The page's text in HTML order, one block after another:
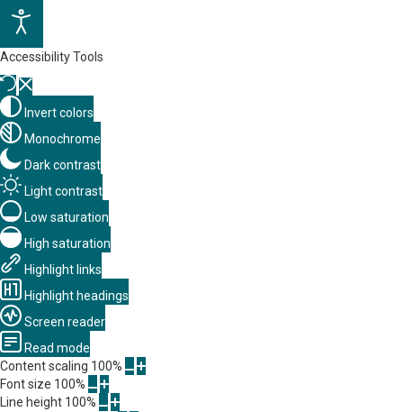
Accessibility Tools
Invert colors
Monochrome
Dark contrast
Light contrast
Low saturation
High saturation
Highlight links
Highlight headings
Screen reader
Read mode
Content scaling 100%
Font size 100%
Line height 100%